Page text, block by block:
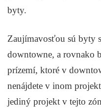
byty.
Zaujímavosťou sú byty
downtowne, a rovnako
prízemí, ktoré v
nenájdete v inom
jediný projekt v tejto